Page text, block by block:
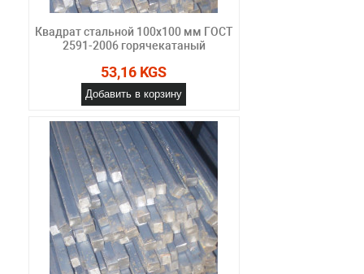
Квадрат стальной 100x100 мм ГОСТ
2591-2006 горячекатаный
53,16 KGS
Добавить в корзину